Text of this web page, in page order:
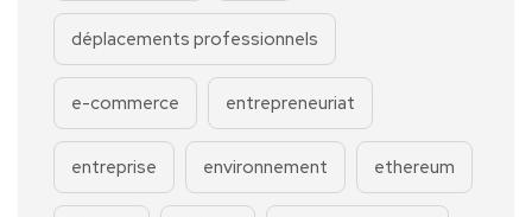
déplacements professionnels
e-commerce entrepreneuriat
entreprise environnement ethereum